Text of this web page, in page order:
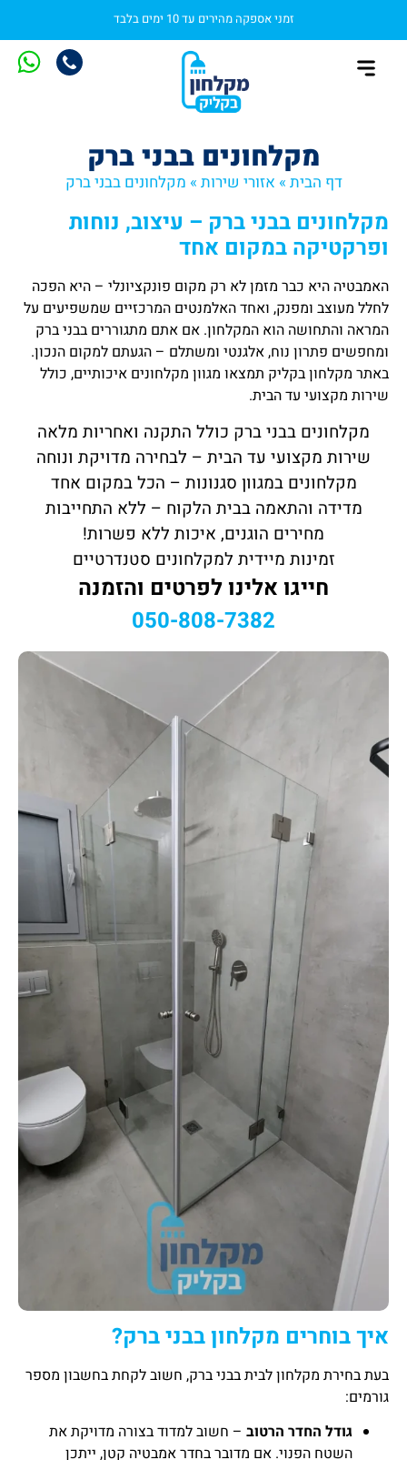
זמני אספקה מהירים עד 10 ימים בלבד
מקלחונים בבני ברק
דף הבית » אזורי שירות » מקלחונים בבני ברק
מקלחונים בבני ברק – עיצוב, נוחות
ופרקטיקה במקום אחד
האמבטיה היא כבר מזמן לא רק מקום פונקציונלי – היא הפכה
לחלל מעוצב ומפנק, ואחד האלמנטים המרכזיים שמשפיעים על
המראה והתחושה הוא המקלחון. אם אתם מתגוררים בבני ברק
ומחפשים פתרון נוח, אלגנטי ומשתלם – הגעתם למקום הנכון.
באתר מקלחון בקליק תמצאו מגוון מקלחונים איכותיים, כולל
שירות מקצועי עד הבית.
מקלחונים בבני ברק כולל התקנה ואחריות מלאה
שירות מקצועי עד הבית – לבחירה מדויקת ונוחה
מקלחונים במגוון סגנונות – הכל במקום אחד
מדידה והתאמה בבית הלקוח – ללא התחייבות
מחירים הוגנים, איכות ללא פשרות!
זמינות מיידית למקלחונים סטנדרטיים
חייגו אלינו לפרטים והזמנה
050-808-7382
איך בוחרים מקלחון בבני ברק?
בעת בחירת מקלחון לבית בבני ברק, חשוב לקחת בחשבון מספר
גורמים:
גודל החדר הרטוב – חשוב למדוד בצורה מדויקת את
השטח הפנוי. אם מדובר בחדר אמבטיה קטן, ייתכן